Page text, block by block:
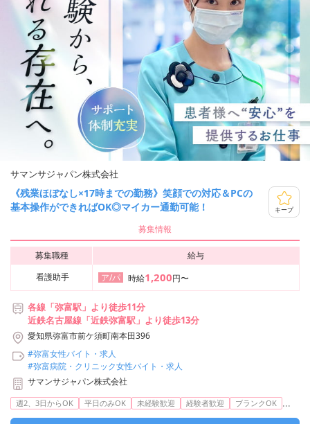
サマンサジャパン株式会社
《残業ほぼなし×17時までの勤務》笑顔での対応＆PCの
基本操作ができればOK◎マイカー通勤可能！
キープ
募集情報
募集職種
給与
看護助手
ア/パ 時給1,200円〜
各線「弥富駅」より徒歩11分
近鉄名古屋線「近鉄弥富駅」より徒歩13分
愛知県弥富市前ケ須町南本田396
#弥富女性バイト・求人
#弥富病院・クリニック女性バイト・求人
サマンサジャパン株式会社
週2、3日からOK 平日のみOK 未経験歓迎 経験者歓迎 ブランクOK ...